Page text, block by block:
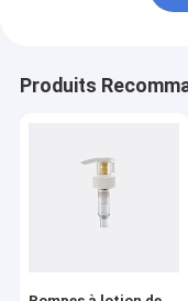
Produits